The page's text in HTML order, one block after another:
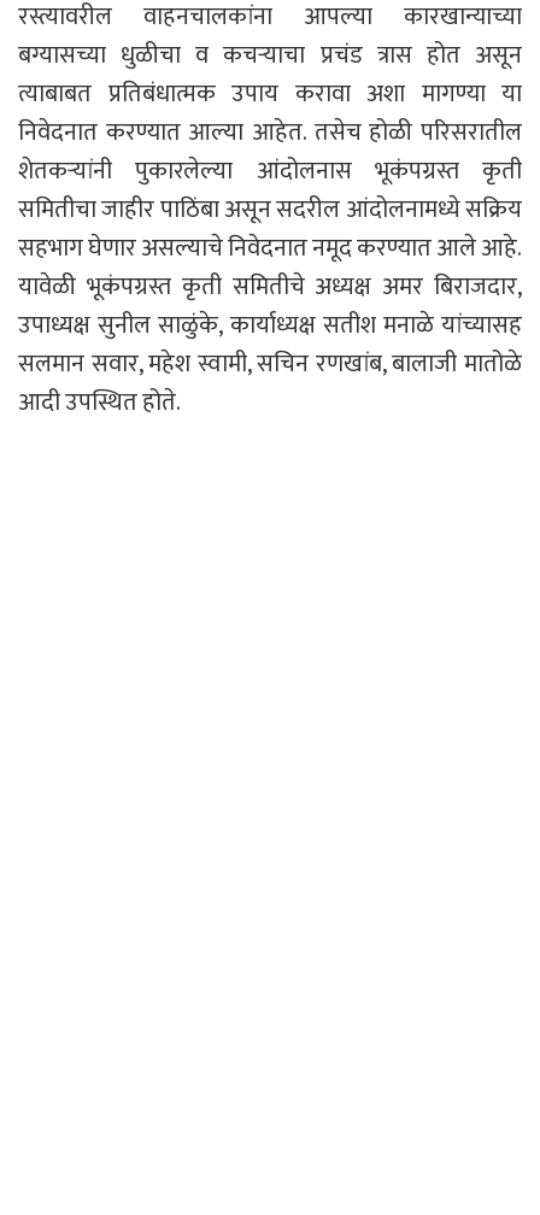
रस्त्यावरील वाहनचालकांना आपल्या कारखान्याच्या
बग्यासच्या धुळीचा व कचऱ्याचा प्रचंड त्रास होत असून
त्याबाबत प्रतिबंधात्मक उपाय करावा अशा मागण्या या
निवेदनात करण्यात आल्या आहेत. तसेच होळी परिसरातील
शेतकऱ्यांनी पुकारलेल्या आंदोलनास भूकंपग्रस्त कृती
समितीचा जाहीर पाठिंबा असून सदरील आंदोलनामध्ये सक्रिय
सहभाग घेणार असल्याचे निवेदनात नमूद करण्यात आले आहे.
यावेळी भूकंपग्रस्त कृती समितीचे अध्यक्ष अमर बिराजदार,
उपाध्यक्ष सुनील साळुंके, कार्याध्यक्ष सतीश मनाळे यांच्यासह
सलमान सवार, महेश स्वामी, सचिन रणखांब, बालाजी मातोळे
आदी उपस्थित होते.